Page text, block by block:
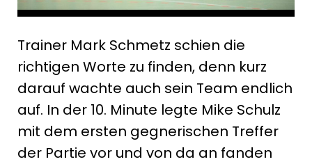
Trainer Mark Schmetz schien die
richtigen Worte zu finden, denn kurz
darauf wachte auch sein Team endlich
auf. In der 10. Minute legte Mike Schulz
mit dem ersten gegnerischen Treffer
der Partie vor und von da an fanden